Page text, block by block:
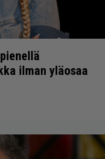
ilman yläosaa